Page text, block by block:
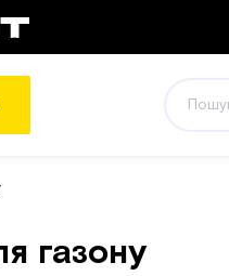
газону